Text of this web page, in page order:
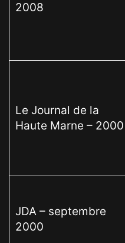
2008
Le Journal de la
Haute Marne – 2000
JDA – septembre
2000